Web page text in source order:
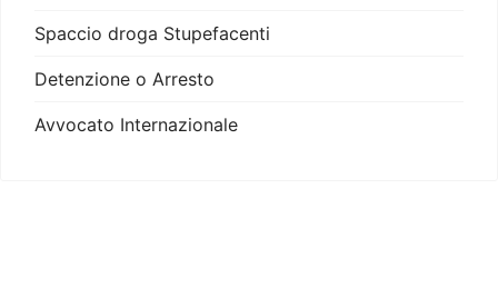
Spaccio droga Stupefacenti
Detenzione o Arresto
Avvocato Internazionale